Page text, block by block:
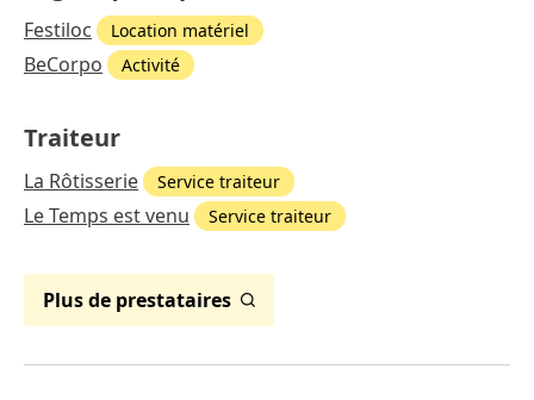
Festiloc Location matériel
BeCorpo Activité
Traiteur
La Rôtisserie Service traiteur
Le Temps est venu Service traiteur
Plus de prestataires